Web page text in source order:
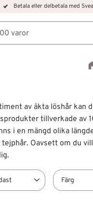
Betala eller delbetala med Svea
av äkta löshår kan
tillverkade av
i en mängd olika
Oavsett om du
Färg